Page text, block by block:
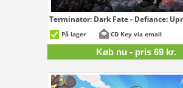
Terminator: Dark Fate - Defiance:
På lager CD Key via email
Køb nu - pris 69 kr.